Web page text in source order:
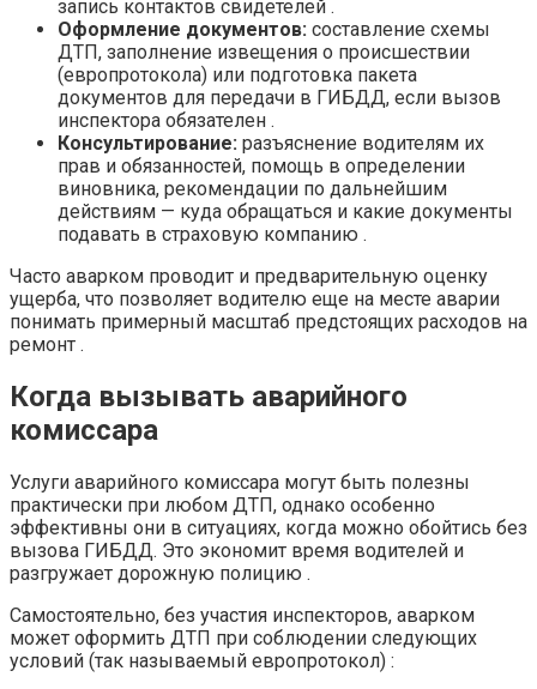
запись контактов свидетелей .
Оформление документов: составление схемы
ДТП, заполнение извещения о происшествии
(европротокола) или подготовка пакета
документов для передачи в ГИБДД, если вызов
инспектора обязателен .
Консультирование: разъяснение водителям их
прав и обязанностей, помощь в определении
виновника, рекомендации по дальнейшим
действиям — куда обращаться и какие документы
подавать в страховую компанию .
Часто аварком проводит и предварительную оценку
ущерба, что позволяет водителю еще на месте аварии
понимать примерный масштаб предстоящих расходов на
ремонт .
Когда вызывать аварийного
комиссара
Услуги аварийного комиссара могут быть полезны
практически при любом ДТП, однако особенно
эффективны они в ситуациях, когда можно обойтись без
вызова ГИБДД. Это экономит время водителей и
разгружает дорожную полицию .
Самостоятельно, без участия инспекторов, аварком
может оформить ДТП при соблюдении следующих
условий (так называемый европротокол) :